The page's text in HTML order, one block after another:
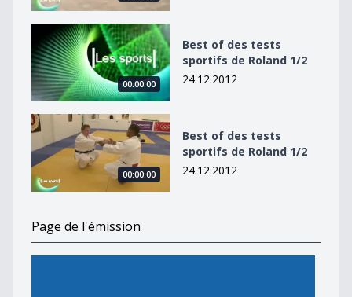
Best of des tests sportifs de Roland 1/2
00:00:00
Best of des tests
sportifs de Roland 1/2
24.12.2012
Best of des tests sportifs de Roland 1/2
00:00:00
Best of des tests
sportifs de Roland 1/2
24.12.2012
Page de l'émission